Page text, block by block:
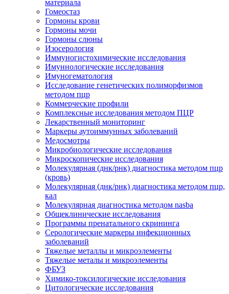
материала
Гомеостаз
Гормоны крови
Гормоны мочи
Гормоны слюны
Изосерология
Иммуногистохимические исследования
Имуннологические исследования
Имуногематология
Исследование генетических полиморфизмов
методом пцр
Коммерческие профили
Комплексные исследования методом ПЦР
Лекарственный мониторинг
Маркеры аутоиммунных заболеваний
Медосмотры
Микробиологические исследования
Микроскопические исследования
Молекулярная (днк/рнк) диагностика методом пцр
(кровь)
Молекулярная (днк/рнк) диагностика методом пцр,
кал
Молекулярная диагностика методом nasba
Общеклинические исследования
Программы пренатального скрининга
Серологические маркеры инфекционных
заболеваний
Тяжелые металлы и микроэлементы
Тяжелые металы и микроэлементы
ФБУЗ
Химико-токсилогические исследования
Цитологические исследования